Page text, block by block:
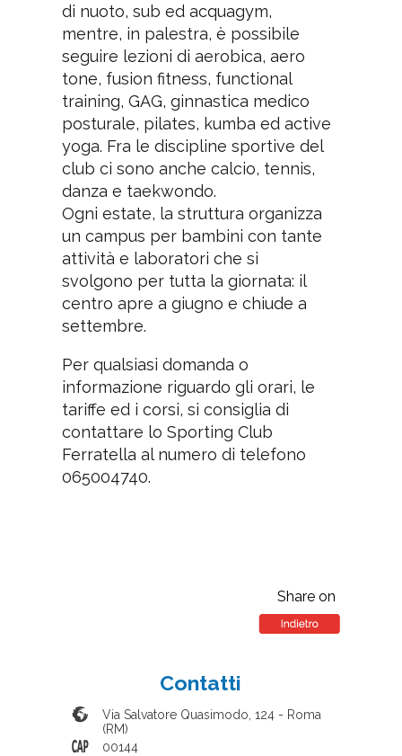
di nuoto, sub ed acquagym,
mentre, in palestra, è possibile
seguire lezioni di aerobica, aero
tone, fusion fitness, functional
training, GAG, ginnastica medico
posturale, pilates, kumba ed active
yoga. Fra le discipline sportive del
club ci sono anche calcio, tennis,
danza e taekwondo.
Ogni estate, la struttura organizza
un campus per bambini con tante
attività e laboratori che si
svolgono per tutta la giornata: il
centro apre a giugno e chiude a
settembre.
Per qualsiasi domanda o
informazione riguardo gli orari, le
tariffe ed i corsi, si consiglia di
contattare lo Sporting Club
Ferratella al numero di telefono
065004740.
Share on
Contatti
Via Salvatore Quasimodo, 124- Roma
(RM)
00144